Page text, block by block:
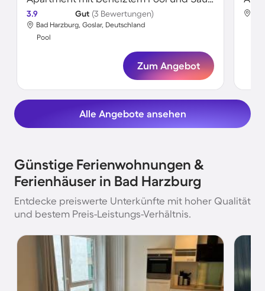
3.9 Gut (3 Bewertungen)
Bad Harzburg, Goslar, Deutschland
Pool
Zum Angebot
Alle Angebote ansehen
Günstige Ferienwohnungen &
Ferienhäuser in Bad Harzburg
Entdecke preiswerte Unterkünfte mit hoher Qualität
und bestem Preis-Leistungs-Verhältnis.